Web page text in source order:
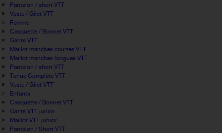
Pantalon / short VTT
Veste / Gilet VTT
Femme
Casquette / Bonnet VTT
Gants VTT
Maillot manches courtes VTT
Maillot manches longues VTT
Pantalon / short VTT
Tenue Complète VTT
Veste / Gilet VTT
Enfants
Casquette / Bonnet VTT
Gants VTT junior
Maillot VTT junior
Pantalon / Short VTT